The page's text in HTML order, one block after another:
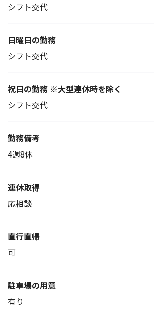
シフト交代
日曜日の勤務
シフト交代
祝日の勤務 ※大型連休時を除く
シフト交代
勤務備考
4週8休
連休取得
応相談
直行直帰
可
駐車場の用意
有り